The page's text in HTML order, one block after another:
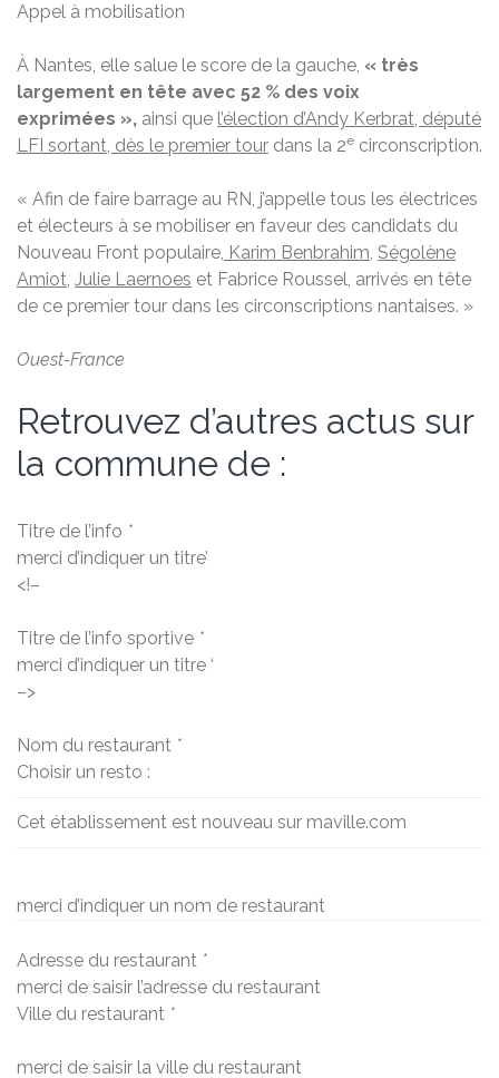
Appel à mobilisation
À Nantes, elle salue le score de la gauche, « très
largement en tête avec 52 % des voix
exprimées », ainsi que l’élection d’Andy Kerbrat, député
LFI sortant, dès le premier tour dans la 2e circonscription.
« Afin de faire barrage au RN, j’appelle tous les électrices
et électeurs à se mobiliser en faveur des candidats du
Nouveau Front populaire, Karim Benbrahim, Ségolène
Amiot, Julie Laernoes et Fabrice Roussel, arrivés en tête
de ce premier tour dans les circonscriptions nantaises. »
Ouest-France
Retrouvez d’autres actus sur
la commune de :
Titre de l’info *
merci d’indiquer un titre’
<!–
Titre de l’info sportive *
merci d’indiquer un titre ‘
–>
Nom du restaurant *
Choisir un resto :
Cet établissement est nouveau sur maville.com
merci d’indiquer un nom de restaurant
Adresse du restaurant *
merci de saisir l’adresse du restaurant
Ville du restaurant *
merci de saisir la ville du restaurant